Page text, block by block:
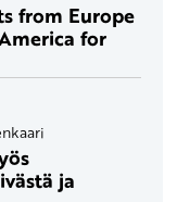
from Europe
for
ja